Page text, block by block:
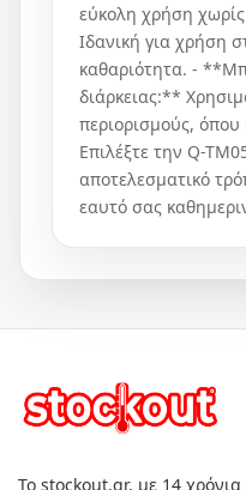
εύκολη χρήση
Ιδανική για χρήση
καθαριότητα. -
διάρκειας:**
περιορισμούς, όπου
Επιλέξτε την Q-
αποτελεσματικό
εαυτό σας
Το stockout.gr, με 14